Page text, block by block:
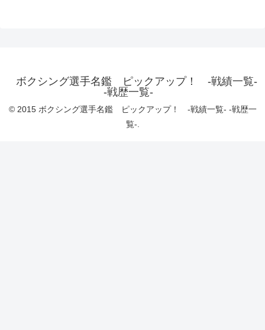
ボクシング選手名鑑 ピックアップ！ -戦績一覧-
-戦歴一覧-
© 2015 ボクシング選手名鑑 ピックアップ！ -戦績一覧- -戦歴一
覧-.